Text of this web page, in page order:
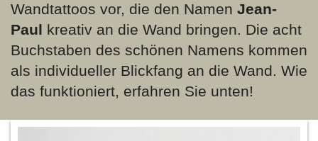
Wandtattoos vor, die den Namen Jean-
Paul kreativ an die Wand bringen. Die acht
Buchstaben des schönen Namens kommen
als individueller Blickfang an die Wand. Wie
das funktioniert, erfahren Sie unten!